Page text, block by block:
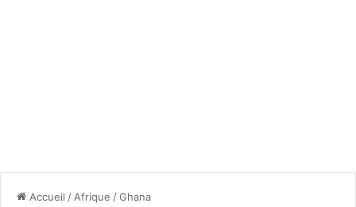
Accueil / Afrique /Ghana